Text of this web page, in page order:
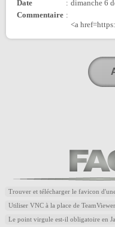
Date
: dimanche 6
Commentaire :
<a
Trouver et télécharger le favicon
Utiliser VNC à la place de TeamViewer
Le point virgule est-il obligatoire en